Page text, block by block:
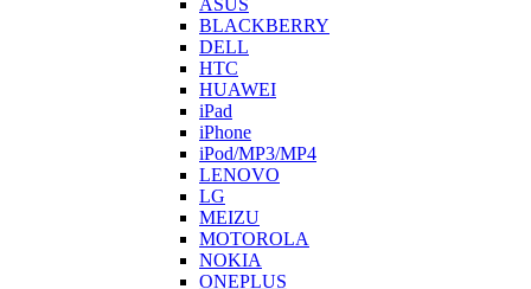
ASUS
BLACKBERRY
DELL
HTC
HUAWEI
iPad
iPhone
iPod/MP3/MP4
LENOVO
LG
MEIZU
MOTOROLA
NOKIA
ONEPLUS